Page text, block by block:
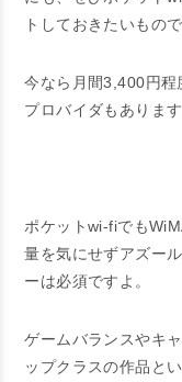
トしておきたいもので
今なら月間3,400円程
プロバイダもありま
ポケットwi-fiでも
量を気にせずアズー
ーは必須ですよ。
ゲームバランスやキ
ップクラスの作品と